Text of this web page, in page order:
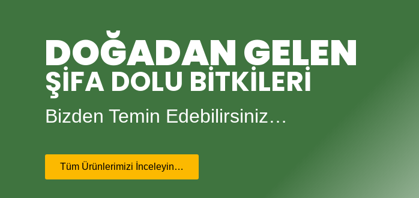
DOĞADAN GELEN
ŞİFA DOLU BİTKİLERİ
Bizden Temin Edebilirsiniz…
Tüm Ürünlerimizi İnceleyin…